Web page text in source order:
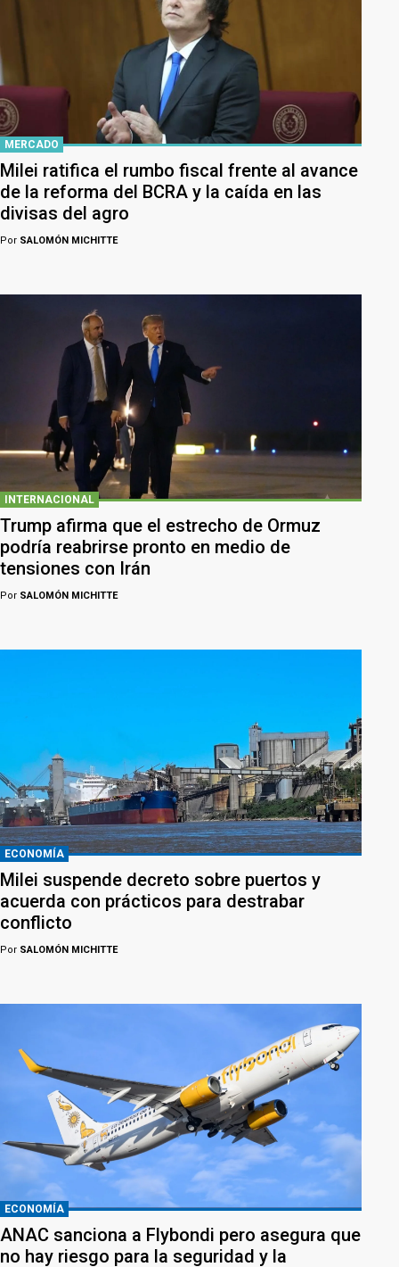
MERCADO
Milei ratifica el rumbo fiscal frente al avance
de la reforma del BCRA y la caída en las
divisas del agro
Por SALOMÓN MICHITTE
INTERNACIONAL
Trump afirma que el estrecho de Ormuz
podría reabrirse pronto en medio de
tensiones con Irán
Por SALOMÓN MICHITTE
ECONOMÍA
Milei suspende decreto sobre puertos y
acuerda con prácticos para destrabar
conflicto
Por SALOMÓN MICHITTE
ECONOMÍA
ANAC sanciona a Flybondi pero asegura que
no hay riesgo para la seguridad y la